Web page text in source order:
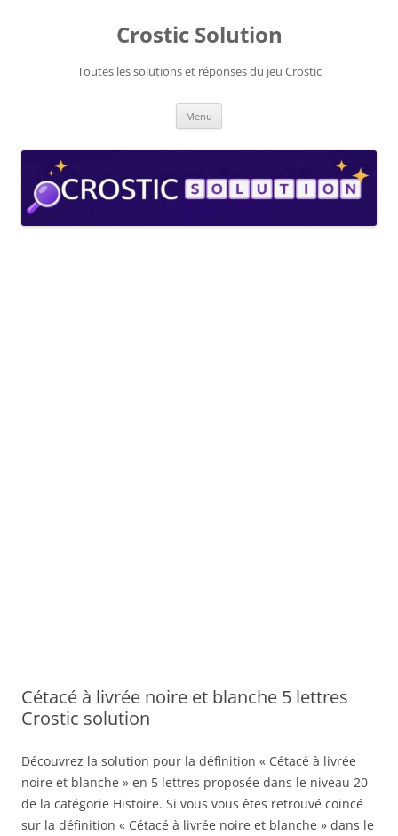
Crostic Solution
Toutes les solutions et réponses du jeu Crostic
Menu
Cétacé à livrée noire et blanche 5 lettres
Crostic solution
Découvrez la solution pour la définition « Cétacé à livrée
noire et blanche » en 5 lettres proposée dans le niveau 20
de la catégorie Histoire. Si vous vous êtes retrouvé coincé
sur la définition « Cétacé à livrée noire et blanche » dans le